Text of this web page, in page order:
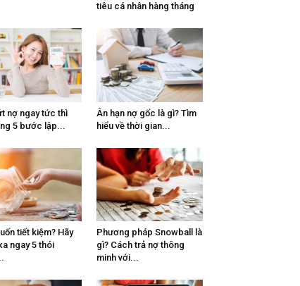
tiêu cá nhân hàng tháng
nợ ngay tức thì
5 bước lập...
Ân hạn nợ gốc là gì? Tìm
hiểu về thời gian...
tiết kiệm? Hãy
ngay 5 thói
Phương pháp Snowball là
gì? Cách trả nợ thông
minh với...